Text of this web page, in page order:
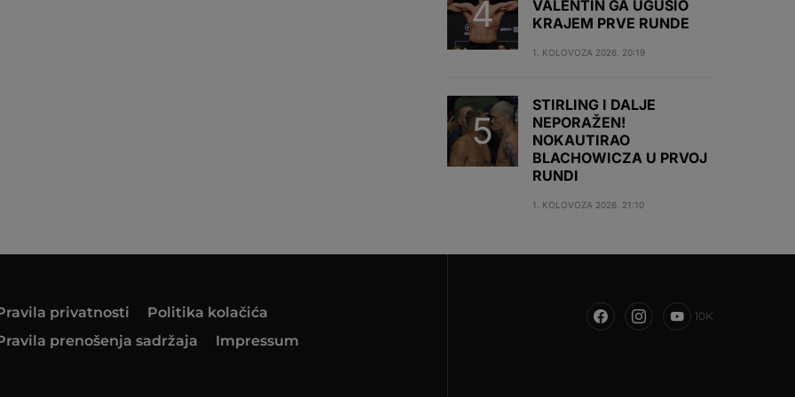
VALENTIN GA UGUŠIO
KRAJEM PRVE RUNDE
1. KOLOVOZA 2026. 20:19
STIRLING I DALJE
NEPORAŽEN!
NOKAUTIRAO
BLACHOWICZA U PRVOJ
RUNDI
1. KOLOVOZA 2026. 21:10
privatnosti
Politika kolačića
prenošenja sadržaja
Impressum
10K